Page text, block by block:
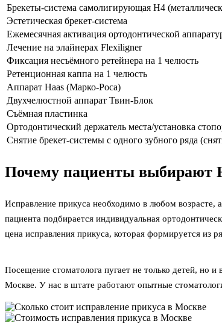
Брекеты-система самолигирующая H4
Эстетическая брекет-система
Ежемесячная активация ортодонтической
Лечение на элайнерах Flexiligner
Фиксация несъёмного ретейнера на 1 челюсть
Ретенционная каппа на 1 челюсть
Аппарат Haas (Марко-Роса)
Двухчелюстной аппарат Твин-Блок
Съёмная пластинка
Ортодонтический держатель места/установка
Снятие брекет-системы с одного зубного ряда
Почему пациенты выбирают
Исправление прикуса необходимо в любом
пациента подбирается индивидуальная
цена исправления прикуса, которая формируется из
Посещение стоматолога пугает не только детей, но
Москве. У нас в штате работают опытные